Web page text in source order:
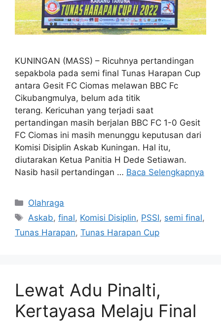
KUNINGAN (MASS) – Ricuhnya pertandingan
sepakbola pada semi final Tunas Harapan Cup
antara Gesit FC Ciomas melawan BBC Fc
Cikubangmulya, belum ada titik
terang. Kericuhan yang terjadi saat
pertandingan masih berjalan BBC FC 1-0 Gesit
FC Ciomas ini masih menunggu keputusan dari
Komisi Disiplin Askab Kuningan. Hal itu,
diutarakan Ketua Panitia H Dede Setiawan.
Nasib hasil pertandingan … Baca Selengkapnya
Kategori
Olahraga
Tag
Askab,final, Komisi Disiplin, PSSI, semi final,
Tunas Harapan, Tunas Harapan Cup
Lewat Adu Pinalti,
Kertayasa Melaju Final